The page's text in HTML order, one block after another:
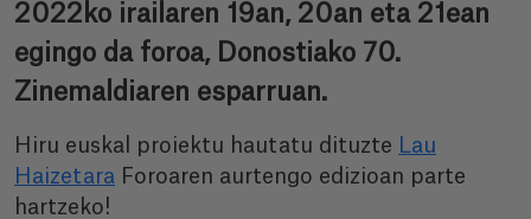
2022ko irailaren 19an, 20an eta 21ean
egingo da foroa, Donostiako 70.
Zinemaldiaren esparruan.
Hiru euskal proiektu hautatu dituzte Lau
Haizetara Foroaren aurtengo edizioan parte
hartzeko!